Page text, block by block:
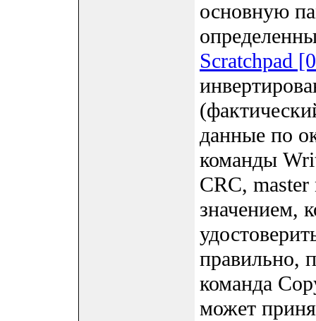
основную
Scratchpad
данные по
команды
CRC, master
значением,
правильно,
команда
может